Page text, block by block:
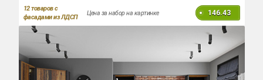
12товаров с
фасадами из ЛДСП
Цена за набор на картинке 146.43